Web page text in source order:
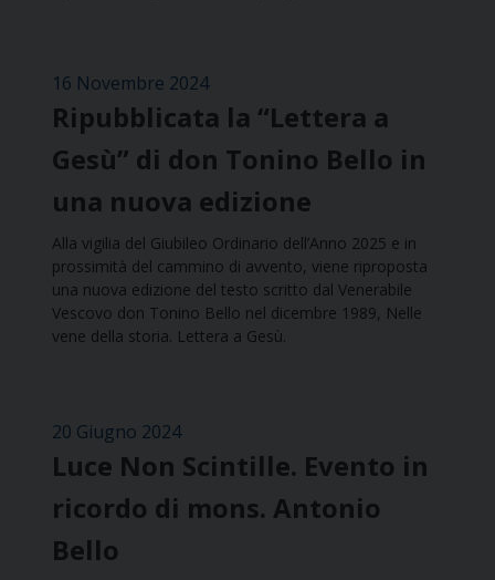
16 Novembre 2024
Ripubblicata la “Lettera a
Gesù” di don Tonino Bello in
una nuova edizione
Alla vigilia del Giubileo Ordinario dell’Anno 2025 e in
prossimità del cammino di avvento, viene riproposta
una nuova edizione del testo scritto dal Venerabile
Vescovo don Tonino Bello nel dicembre 1989, Nelle
vene della storia. Lettera a Gesù.
20 Giugno 2024
Luce Non Scintille. Evento in
ricordo di mons. Antonio
Bello